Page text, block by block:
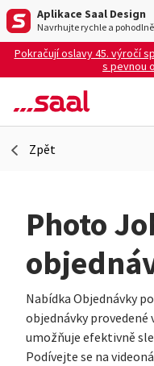
Aplikace Saal Design
Navrhujte rychle a
Pokračují oslavy 45. výročí
s pevnou
Zpět
Photo
Nabídka Objednávky
objednávky
umožňuje efektivně
Podívejte se na